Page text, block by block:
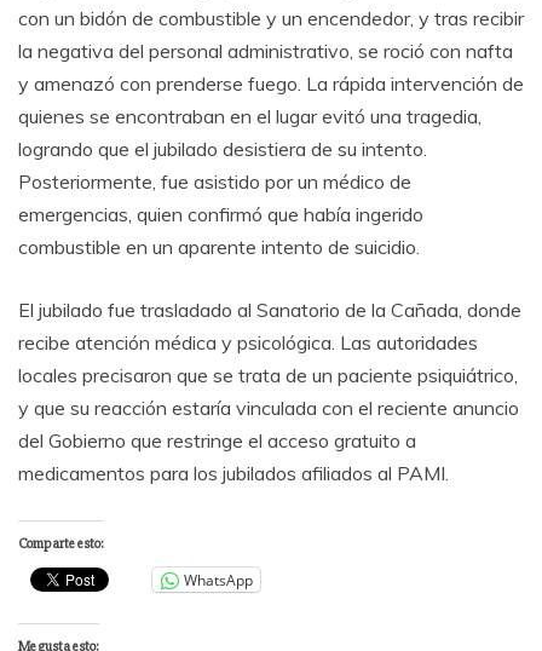
con un bidón de combustible y un encendedor, y tras recibir
la negativa del personal administrativo, se roció con nafta
y amenazó con prenderse fuego. La rápida intervención de
quienes se encontraban en el lugar evitó una tragedia,
logrando que el jubilado desistiera de su intento.
Posteriormente, fue asistido por un médico de
emergencias, quien confirmó que había ingerido
combustible en un aparente intento de suicidio.
El jubilado fue trasladado al Sanatorio de la Cañada, donde
recibe atención médica y psicológica. Las autoridades
locales precisaron que se trata de un paciente psiquiátrico,
y que su reacción estaría vinculada con el reciente anuncio
del Gobierno que restringe el acceso gratuito a
medicamentos para los jubilados afiliados al PAMI.
Comparte esto:
WhatsApp
Me gusta esto: